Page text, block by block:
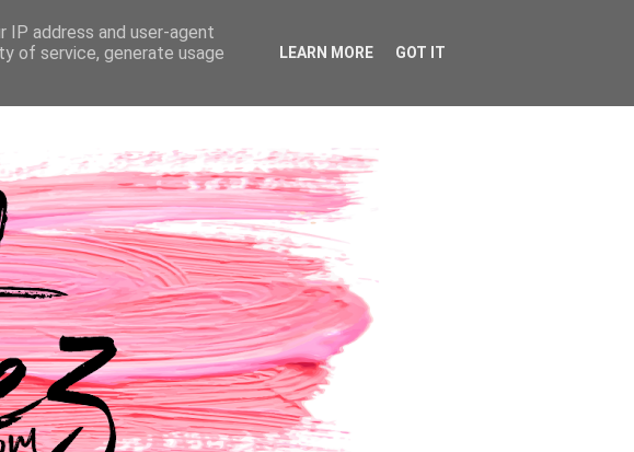
IP address and user-agent
of service, generate usage
LEARN MORE GOT IT